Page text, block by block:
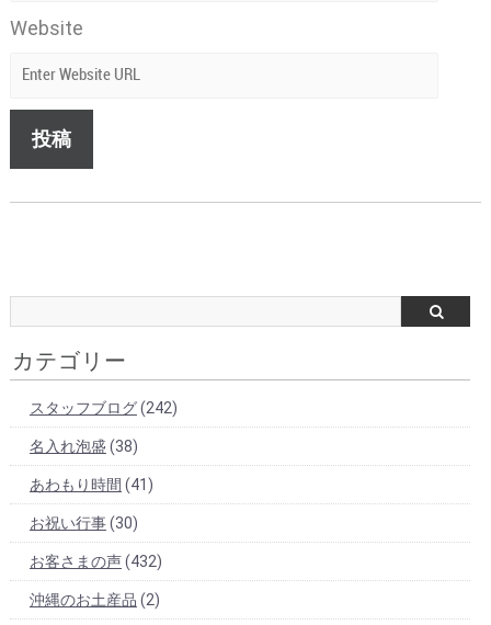
Website
カテゴリー
スタッフブログ(242)
名入れ泡盛 (38)
あわもり時間 (41)
お祝い行事(30)
お客さまの声(432)
沖縄のお土産品 (2)